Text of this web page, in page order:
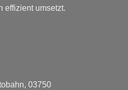
effizient umsetzt.
03750